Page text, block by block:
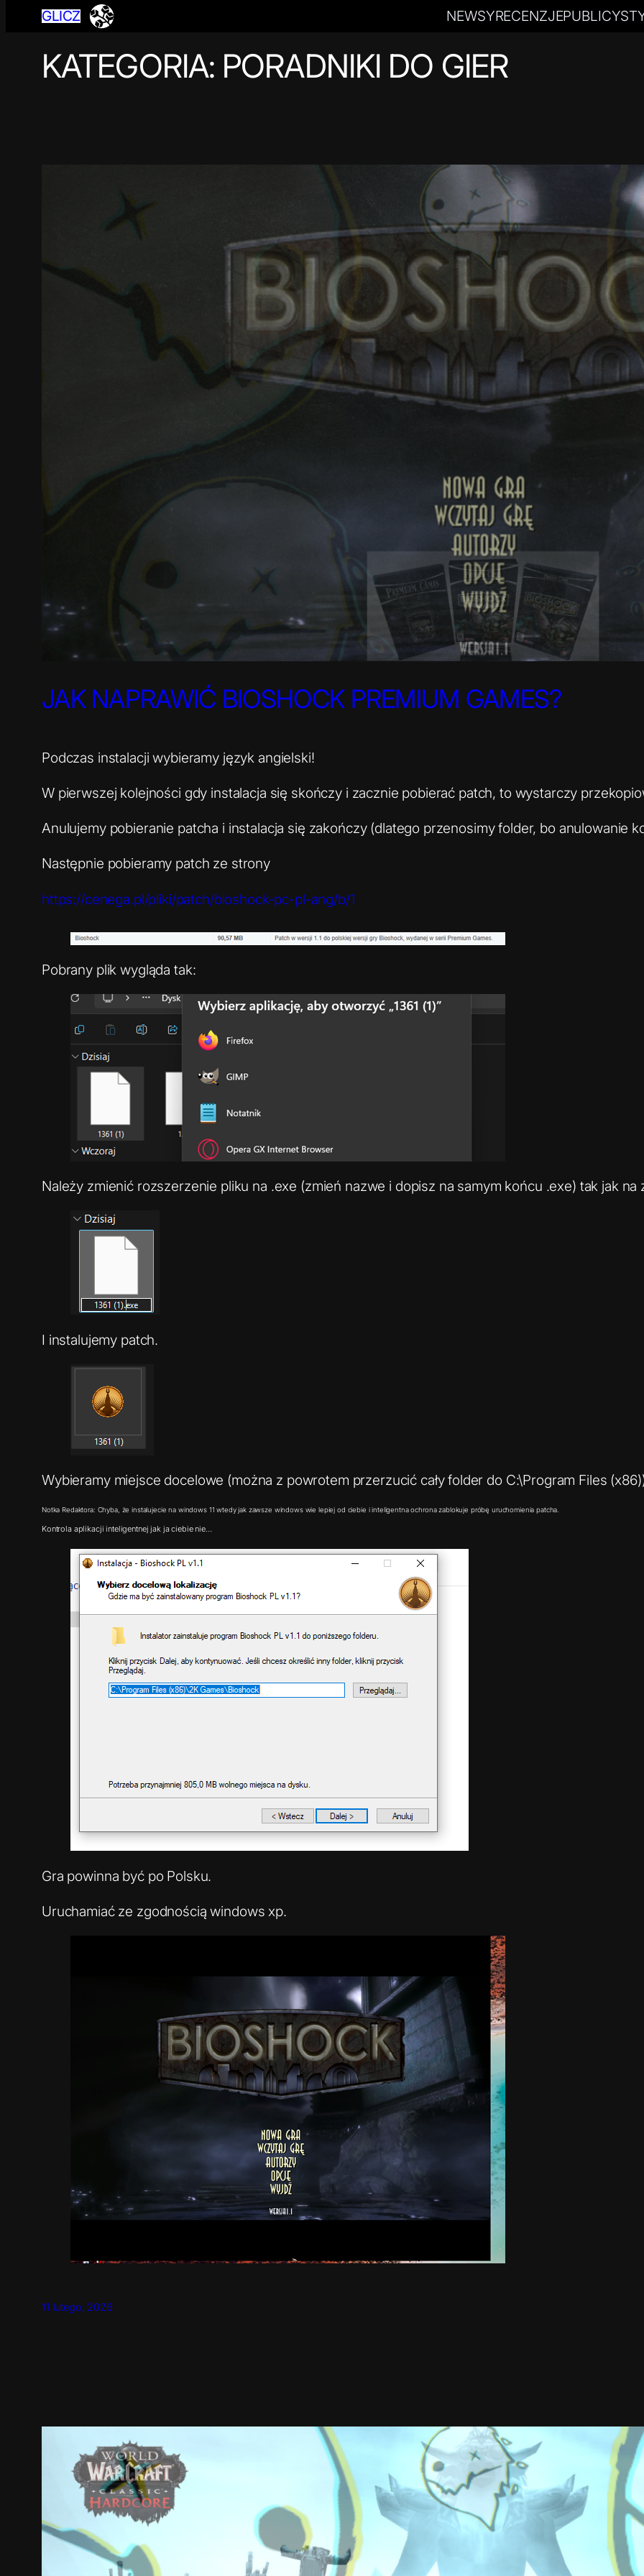
GLICZ NEWSYRECENZJE
KATEGORIA: PORADNIKI DO GIER
JAK NAPRAWIĆ BIOSHOCK PREMIUM GAMES?
Podczas instalacji wybieramy język angielski!
W pierwszej kolejności gdy instalacja się skończy i zacznie pobierać patch, to wystarczy
Anulujemy pobieranie patcha i instalacja się zakończy (dlatego przenosimy folder, bo anulowanie
Następnie pobieramy patch ze strony
https://cenega.pl/pliki/patch/bioshock-pc-pl-ang/b/1
Pobrany plik wygląda tak:
Należy zmienić rozszerzenie pliku na .exe (zmień nazwe i dopisz na samym końcu .exe) tak jak na
I instalujemy patch.
Wybieramy miejsce docelowe (można z powrotem przerzucić cały folder do C:\Program Files
Notka Redaktora: Chyba, że instalujecie na windows 11 wtedy jak zawsze windows wie lepiej od ciebie i inteligentna ochrona zablokuje próbę uruchomienia patcha.
Kontrola aplikacji inteligentnej jak ja ciebie nie…
Gra powinna być po Polsku.
Uruchamiać ze zgodnością windows xp.
11 lutego, 2026